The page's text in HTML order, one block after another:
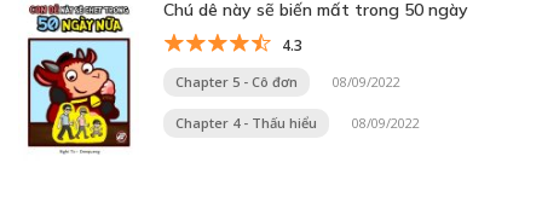
Chú dê này sẽ biến mất trong 50 ngày
4.3
Chapter 5 - Cô đơn 08/09/2022
Chapter 4 - Thấu hiểu 08/09/2022